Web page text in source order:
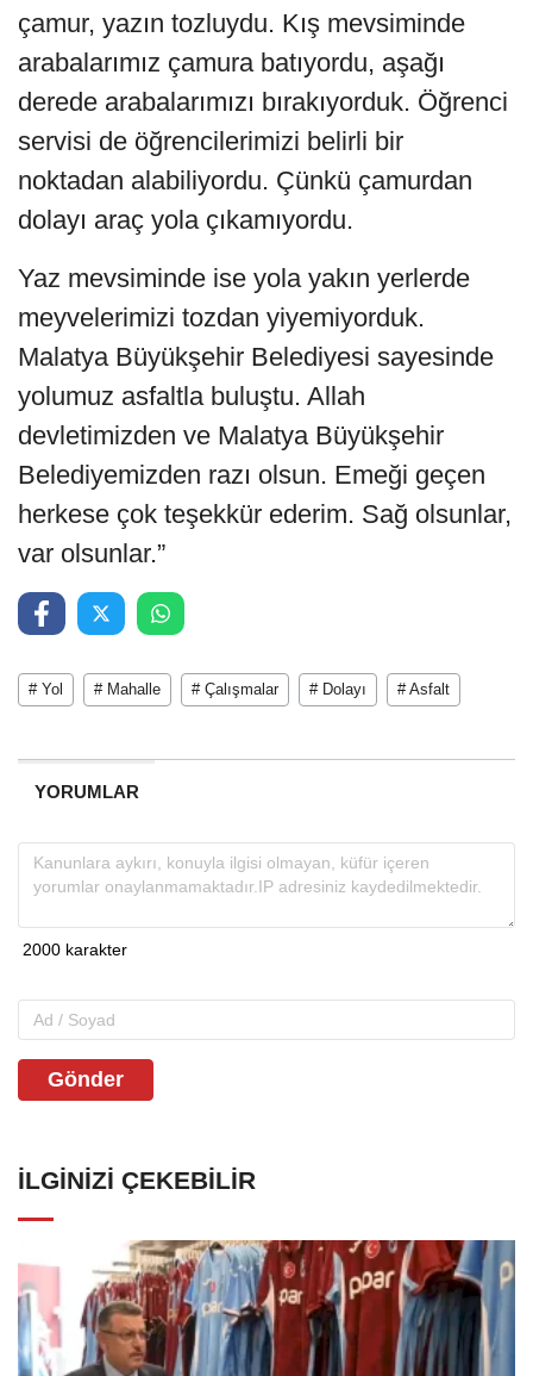
çamur, yazın tozluydu. Kış mevsiminde
arabalarımız çamura batıyordu, aşağı
derede arabalarımızı bırakıyorduk. Öğrenci
servisi de öğrencilerimizi belirli bir
noktadan alabiliyordu. Çünkü çamurdan
dolayı araç yola çıkamıyordu.
Yaz mevsiminde ise yola yakın yerlerde
meyvelerimizi tozdan yiyemiyorduk.
Malatya Büyükşehir Belediyesi sayesinde
yolumuz asfaltla buluştu. Allah
devletimizden ve Malatya Büyükşehir
Belediyemizden razı olsun. Emeği geçen
herkese çok teşekkür ederim. Sağ olsunlar,
var olsunlar.”
# Yol # Mahalle # Çalışmalar # Dolayı # Asfalt
YORUMLAR
Gönder
İLGINIZI ÇEKEBILIR